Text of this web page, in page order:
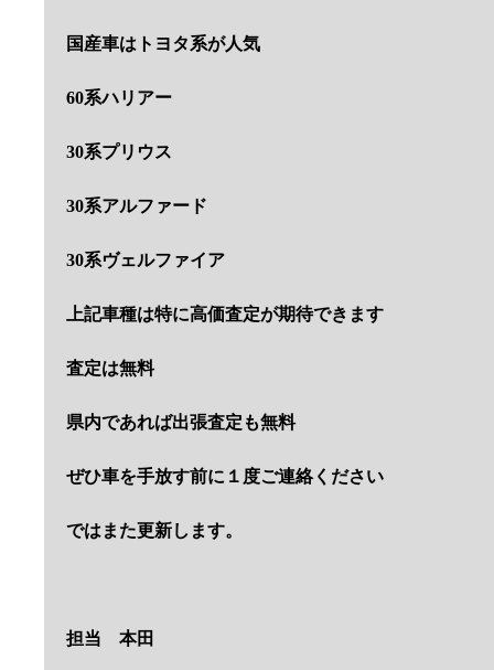
国産車はトヨタ系が人気
60系ハリアー
30系プリウス
30系アルファード
30系ヴェルファイア
上記車種は特に高価査定が期待できます
査定は無料
県内であれば出張査定も無料
ぜひ車を手放す前に１度ご連絡ください
ではまた更新します。
担当 本田